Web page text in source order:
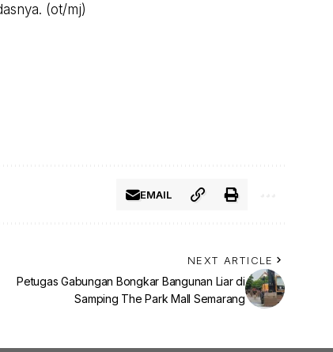
(ot/mj)
EMAIL
NEXT ARTICLE
Petugas Gabungan Bongkar Bangunan Liar di
Samping The Park Mall Semarang